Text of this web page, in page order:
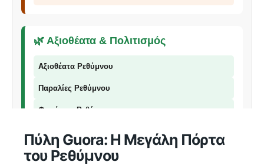
🌿 Αξιοθέατα & Πολιτισμός
Αξιοθέατα Ρεθύμνου
Παραλίες Ρεθύμνου
Φαράγγια Ρεθύμνου
Παραδοσιακά Προϊόντα
Πύλη Guora: Η Μεγάλη Πόρτα
του Ρεθύμνου